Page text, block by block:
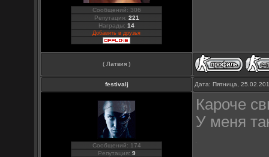
Сообщений: 306
Репутация: 221
Награды:14
Добавить в друзья
( Латвия )
festivalj Дата: Пятница,
Сообщений: 174
Репутация: 9
Кароче
У меня